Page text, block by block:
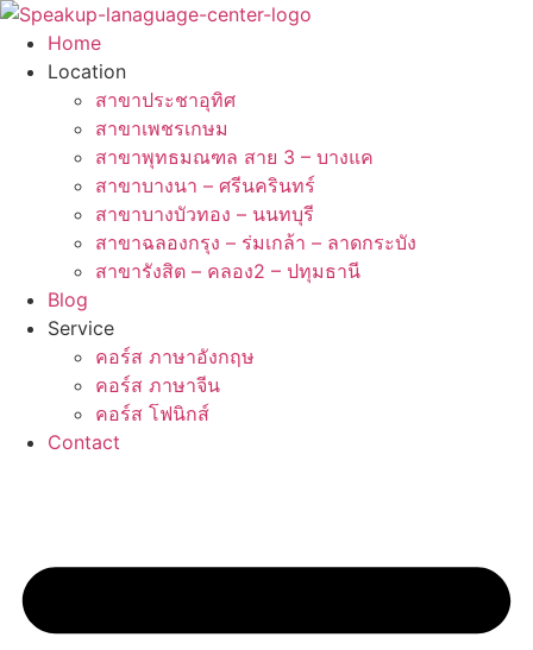
Skip
content
Home
Location
สาขาประชาอุทิศ
สาขาเพชรเกษม
สาขาพุทธมณฑล สาย 3 – บางแค
สาขาบางนา – ศรีนครินทร์
สาขาบางบัวทอง – นนทบุรี
สาขาฉลองกรุง – ร่มเกล้า – ลาดกระบัง
สาขารังสิต – คลอง2 – ปทุมธานี
Blog
Service
คอร์ส ภาษาอังกฤษ
คอร์ส ภาษาจีน
คอร์ส โฟนิกส์
Contact